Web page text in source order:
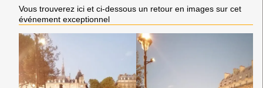
Vous trouverez ici et ci-dessous un retour en images sur cet
événement exceptionnel